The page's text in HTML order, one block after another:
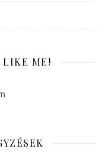
LIKE ME!